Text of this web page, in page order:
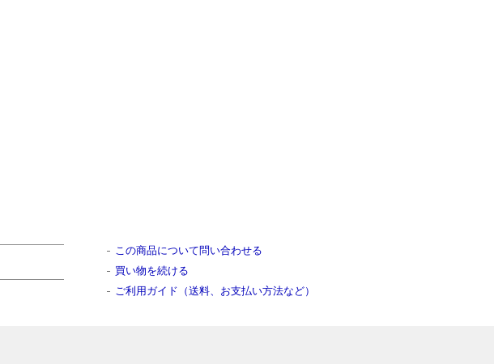
この商品について問い合わせる
買い物を続ける
ご利用ガイド（送料、お支払い方法など）